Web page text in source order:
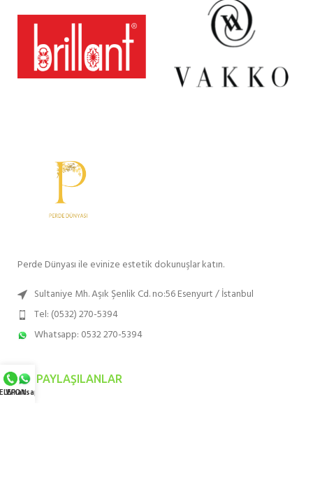
Perde Dünyası ile evinize estetik dokunuşlar katın.
Sultaniye Mh. Aşık Şenlik Cd. no:56 Esenyurt / İstanbul
Tel: (0532) 270-5394
Whatsapp: 0532 270-5394
SON PAYLAŞILANLAR
Whatsapp